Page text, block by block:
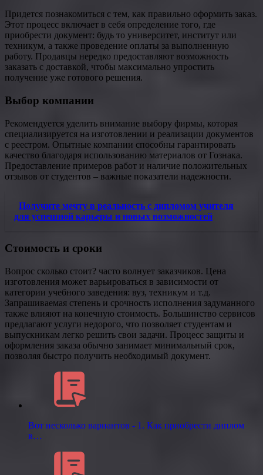
Придется познакомиться с тем, как правильно оформить заказ.
Этот процесс включает в себя определение того, где
приобрести документ: будь то университет, институт или
техникум, а также проведение оплаты за выполненную
работу. Продавцы нередко предоставляют возможность
заказать с доставкой, чтобы максимально упростить
получение уже готового решения.
Выбор компании
Рекомендуется уделить внимание выбору фирмы, которая
специализируется на изготовлении и реализации документов
с реестром. Опытные компании способны гарантировать
качество благодаря использованию материалов от Гознака.
Предоставление примеров работ и наличие положительных
отзывов от студентов – важные показатели надежности.
Получите мечту в реальность с дипломом учителя
для успешной карьеры и новых возможностей
Стоимость и сроки
Вопрос сколько стоит? часто волнует заказчиков. Цена
изготовления может варьироваться в зависимости от
категории учебного заведения: вуз, техникум и т.д.
Запрашиваемая степень и срочность исполнения задуманного
также влияют на конечную стоимость. Большинство сервисов
предлагают услуги недорого, что позволяет студентам и
выпускникам легко решить свои задачи. Процесс защиты и
оформления заказа обычно занимает минимальный срок,
позволяя быстро получить необходимый документ.
Вот несколько вариантов - 1. Как приобрести диплом
в…